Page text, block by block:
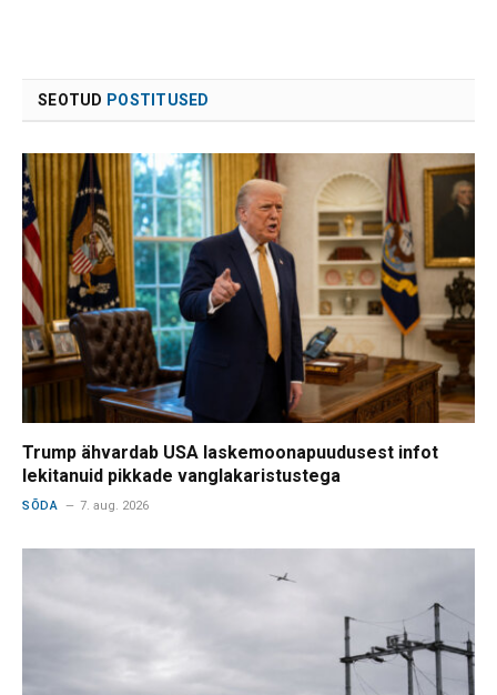
SEOTUD POSTITUSED
Trump ähvardab USA laskemoonapuudusest infot
lekitanuid pikkade vanglakaristustega
SÕDA 7. aug. 2026